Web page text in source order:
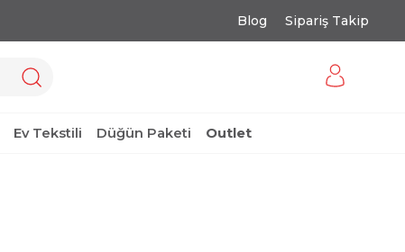
Blog Sipariş Takip
Ev Tekstili Düğün Paketi Outlet